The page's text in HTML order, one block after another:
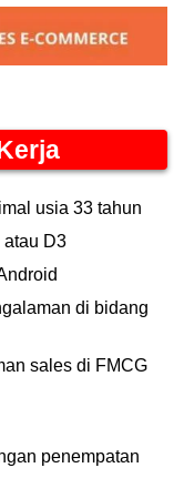
usia 33 tahun
atau D3
di bidang
sales di FMCG
penempatan